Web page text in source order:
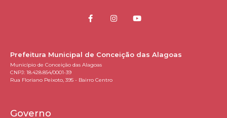
Prefeitura Municipal de Conceição das Alagoas
Município de Conceição das Alagoas
CNPJ: 18.428.854/0001-39
Rua Floriano Peixoto, 395 - Bairro Centro
Governo